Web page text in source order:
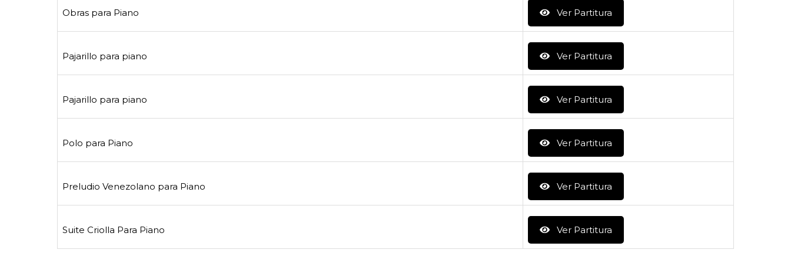
Obras para Piano Ver Partitura
Pajarillo para piano Ver Partitura
Pajarillo para piano Ver Partitura
Polo para Piano Ver Partitura
Preludio Venezolano para Piano Ver Partitura
Suite Criolla Para Piano Ver Partitura